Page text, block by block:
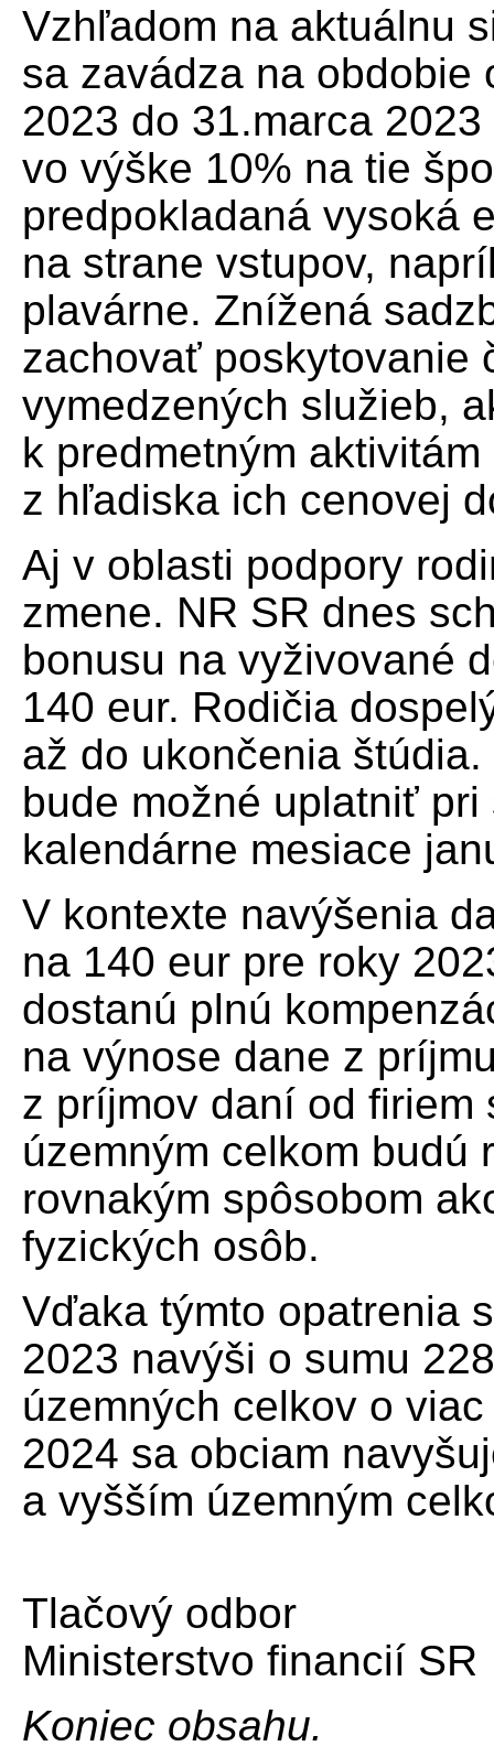
Vzhľadom na aktuálnu
sa zavádza na obdobie
2023 do 31.marca
vo výške 10% na tie
predpokladaná vysoká
na strane vstupov,
plavárne. Znížená
zachovať poskytovanie
vymedzených služieb,
k predmetným
z hľadiska ich cenovej
Aj v oblasti podpory
zmene. NR SR dnes
bonusu na vyživované
140 eur. Rodičia
až do ukončenia
bude možné uplatniť
kalendárne mesiace
V kontexte navýšenia
na 140 eur pre roky
dostanú plnú
na výnose dane z
z príjmov daní od firiem
územným celkom
rovnakým spôsobom
fyzických osôb.
Vďaka týmto opatrenia
2023 navýši o sumu
územných celkov o
2024 sa obciam
a vyšším územným
Tlačový odbor
Ministerstvo financií SR
Koniec obsahu.